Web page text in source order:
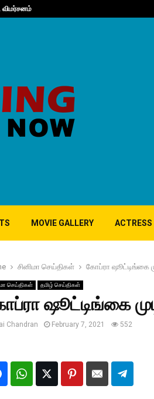
விமர்சனம்
MOVIE GALLERY ACTRESS
சினிமா செய்திகள் கோப்ரா ஷூட்டிங்கை
செய்திகள் தமிழ் செய்திகள்
ஷூட்டிங்கை
Chandran February 7, 2021 552